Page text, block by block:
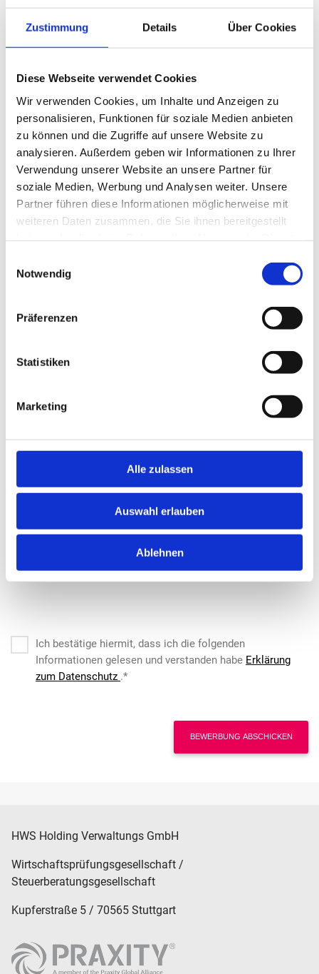
Zustimmung Details Über Cookies
Diese Webseite verwendet Cookies
Wir verwenden Cookies, um Inhalte und Anzeigen zu
personalisieren, Funktionen für soziale Medien anbieten
zu können und die Zugriffe auf unsere Website zu
analysieren. Außerdem geben wir Informationen zu Ihrer
Verwendung unserer Website an unsere Partner für
soziale Medien, Werbung und Analysen weiter. Unsere
Partner führen diese Informationen möglicherweise mit
weiteren Daten zusammen, die Sie ihnen bereitgestellt
Notwendig
Präferenzen
Statistiken
Marketing
Alle zulassen
Auswahl erlauben
Ablehnen
Telefon*
Erhältlich bei
Erwartetes Gehalt
Dokumente
kurzes Anschreiben hoch (insgesamt max. 20 MB).
Ich bestätige hiermit, dass ich die folgenden
Informationen gelesen und verstanden habe Erklärung
zum Datenschutz .*
BEWERBUNG ABSCHICKEN
HWS Holding Verwaltungs GmbH
Wirtschaftsprüfungsgesellschaft /
Steuerberatungsgesellschaft
Kupferstraße 5 / 70565 Stuttgart